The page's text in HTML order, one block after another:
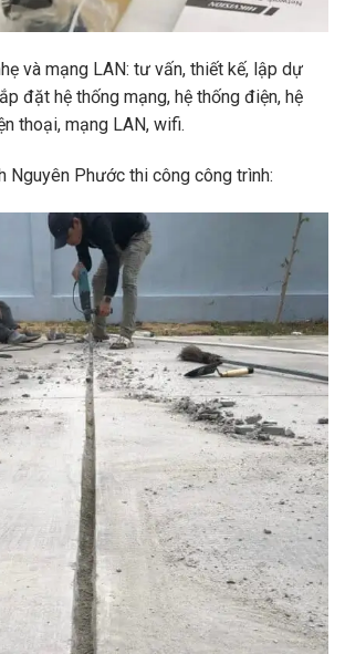
và mạng LAN: tư vấn, thiết kế, lập dự
đặt hệ thống mạng, hệ thống điện, hệ
thoại, mạng LAN, wifi.
Nguyên Phước thi công công trình: